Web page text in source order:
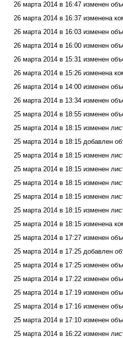
26 марта 2014 в 16:47 изменен
26 марта 2014 в 16:37 изменена
26 марта 2014 в 16:03 изменен
26 марта 2014 в 16:00 изменен
26 марта 2014 в 15:31 изменен
26 марта 2014 в 15:26 изменена
26 марта 2014 в 14:00 изменен
26 марта 2014 в 13:34 изменен
25 марта 2014 в 18:55 изменен
25 марта 2014 в 18:15 изменен
25 марта 2014 в 18:15 добавлен
25 марта 2014 в 18:15 изменен
25 марта 2014 в 18:15 изменен
25 марта 2014 в 18:15 изменен
25 марта 2014 в 18:15 изменен
25 марта 2014 в 18:15 изменен
25 марта 2014 в 18:15 изменена
25 марта 2014 в 17:27 изменен
25 марта 2014 в 17:25 добавлен
25 марта 2014 в 17:25 изменен
25 марта 2014 в 17:22 изменен
25 марта 2014 в 17:19 изменен
25 марта 2014 в 17:16 изменен
25 марта 2014 в 17:10 изменен
25 марта 2014 в 16:22 изменен